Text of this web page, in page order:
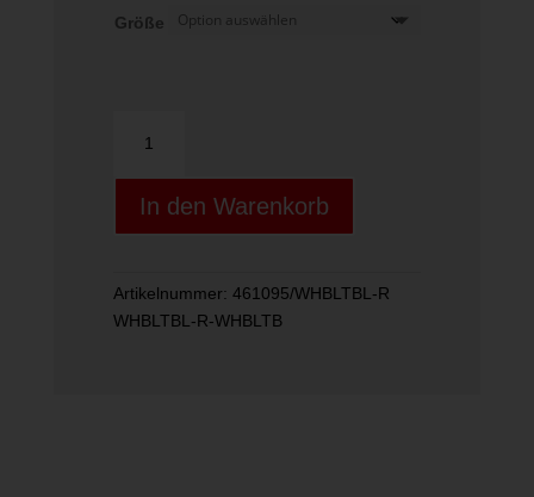
Größe
Menge
In den Warenkorb
Artikelnummer: 461095/WHBLTBL-R
WHBLTBL-R-WHBLTB